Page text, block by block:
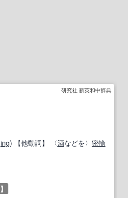
研究社 新英和中辞典
) 【他動詞】 〈酒などを〉 密輸